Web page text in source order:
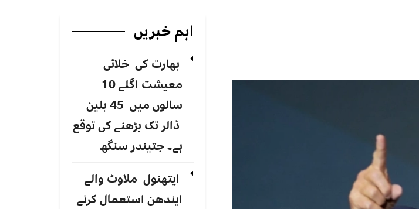
اہم خبریں
بھارت کی خلائی
معیشت اگلے 10
سالوں میں 45 بلین
ڈالر تک بڑھنے کی توقع
ہے۔ جتیندر سنگھ
ایتھنول ملاوٹ والے
ایندھن استعمال کرنے